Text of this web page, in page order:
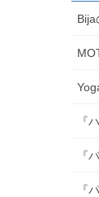
Bija
『
『
『